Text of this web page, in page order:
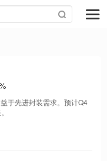
于先进封装需求。预计Q4